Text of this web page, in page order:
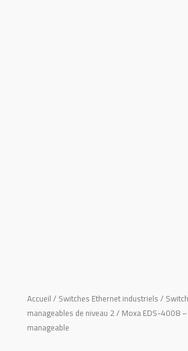
Accueil / Switches Ethernet industriels /
manageables de niveau 2 / Moxa EDS-4008
manageable